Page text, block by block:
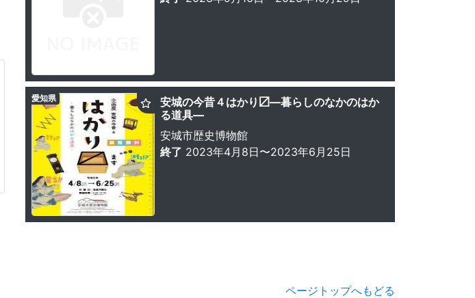
安城の今昔４はかり〼—暮らしのなかのはか
る道具—
安城市歴史博物館
終了 2023年4月8日〜2023年6月25日
愛知県
ページトップへもどる